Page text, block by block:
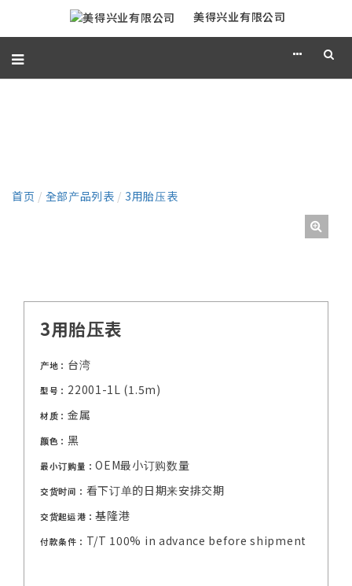
美得兴业有限公司
首页 / 全部产品列表 / 3用胎压表
3用胎压表
产地： 台湾
型号： 22001-1L (1.5m)
材质：金属
颜色：黑
最小订购量：OEM最小订购数量
交货时间： 看下订单的日期来安排交期
交货起运港：基隆港
付款条件： T/T 100% in advance before shipment